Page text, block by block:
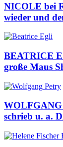
NICOLE bei
wieder und
BEATRICE
große Maus
WOLFGANG
schrieb u. a.